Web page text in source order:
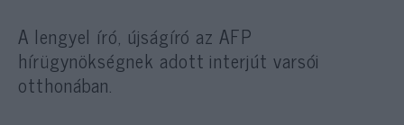
A lengyel író, újságíró az AFP
hírügynökségnek adott interjút varsói
otthonában.